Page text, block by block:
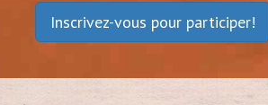
Inscrivez-vous pour participer!